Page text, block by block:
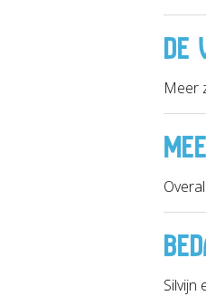
DE
Meer
Silvijn